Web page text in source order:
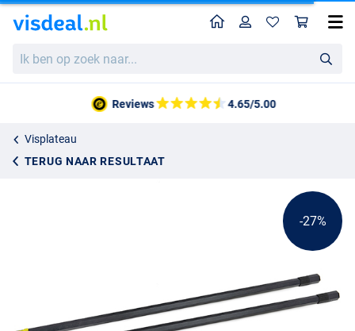
ben
HomeProfiel
Reviews 4.65/5.00
Visplateau
TERUG NAAR RESULTAAT
Matrix Tool Bar XL Arms
23.99
-27%